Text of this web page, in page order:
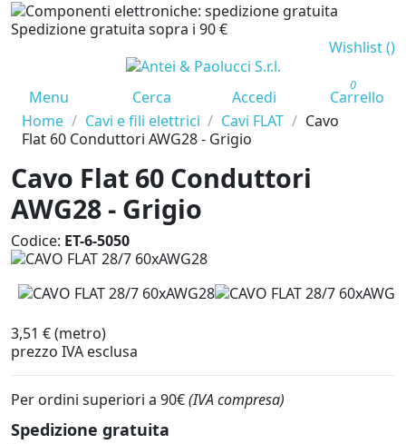
Spedizione gratuita sopra i 90 €
Wishlist ()
Menu Cerca Accedi
0
Carrello
Home
Cavi e fili elettrici Cavi FLAT
Cavo
Flat 60 Conduttori AWG28 - Grigio
Cavo Flat 60 Conduttori
AWG28 - Grigio
Codice: ET-6-5050
3,51 €(metro)
prezzo IVA esclusa
Per ordini superiori a 90€(IVA compresa)
Spedizione gratuita